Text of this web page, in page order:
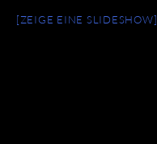
[ZEIGE EINE SLIDESHOW]